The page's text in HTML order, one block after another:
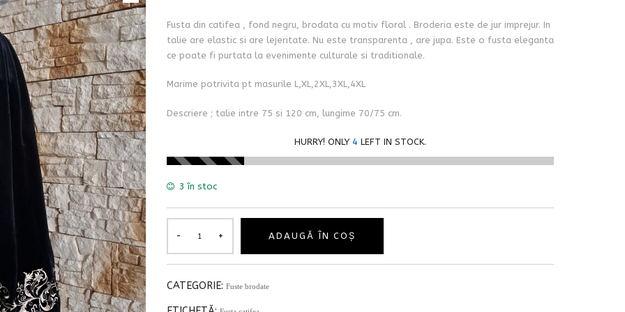
Fusta din catifea , fond negru, brodata cu motiv floral . Broderia este de jur imprejur. In
talie are elastic si are lejeritate. Nu este transparenta , are jupa. Este o fusta eleganta
ce poate fi purtata la evenimente culturale si traditionale.
Marime potrivita pt masurile L,XL,2XL,3XL,4XL
Descriere ; talie intre 75 si 120 cm, lungime 70/75 cm.
HURRY! ONLY 4 LEFT IN STOCK.
3 în stoc
ADAUGĂ ÎN COȘ
CATEGORIE: Fuste brodate